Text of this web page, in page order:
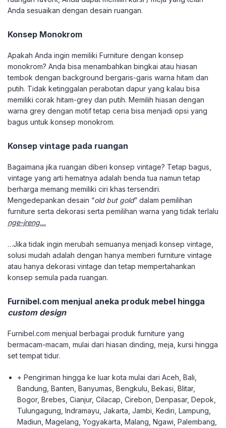
Anda sesuaikan dengan desain ruangan.
Konsep Monokrom
Apakah Anda ingin memiliki Furniture dengan konsep
monokrom? Anda bisa menambahkan bingkai atau hiasan
tembok dengan background bergaris-garis warna hitam dan
putih. Tidak ketinggalan perabotan dapur yang kalau bisa
memiliki corak hitam-grey dan putih. Memilih hiasan dengan
warna grey dengan motif tetap ceria bisa menjadi opsi yang
bagus untuk konsep monokrom.
Konsep vintage pada ruangan
Bagaimana jika ruangan diberi konsep vintage? Tetap bagus,
vintage yang arti hematnya adalah benda tua namun tetap
berharga memang memiliki ciri khas tersendiri.
Mengedepankan desain “old but gold” dalam pemilihan
furniture serta dekorasi serta pemilihan warna yang tidak terlalu
nge-jreng…
…Jika tidak ingin merubah semuanya menjadi konsep vintage,
solusi mudah adalah dengan hanya memberi furniture vintage
atau hanya dekorasi vintage dan tetap mempertahankan
konsep semula pada ruangan.
Furnibel.com menjual aneka produk mebel hingga
custom design
Furnibel.com menjual berbagai produk furniture yang
bermacam-macam, mulai dari hiasan dinding, meja, kursi hingga
set tempat tidur.
+ Pengiriman hingga ke luar kota mulai dari Aceh, Bali,
Bandung, Banten, Banyumas, Bengkulu, Bekasi, Blitar,
Bogor, Brebes, Cianjur, Cilacap, Cirebon, Denpasar, Depok,
Tulungagung, Indramayu, Jakarta, Jambi, Kediri, Lampung,
Madiun, Magelang, Yogyakarta, Malang, Ngawi, Palembang,